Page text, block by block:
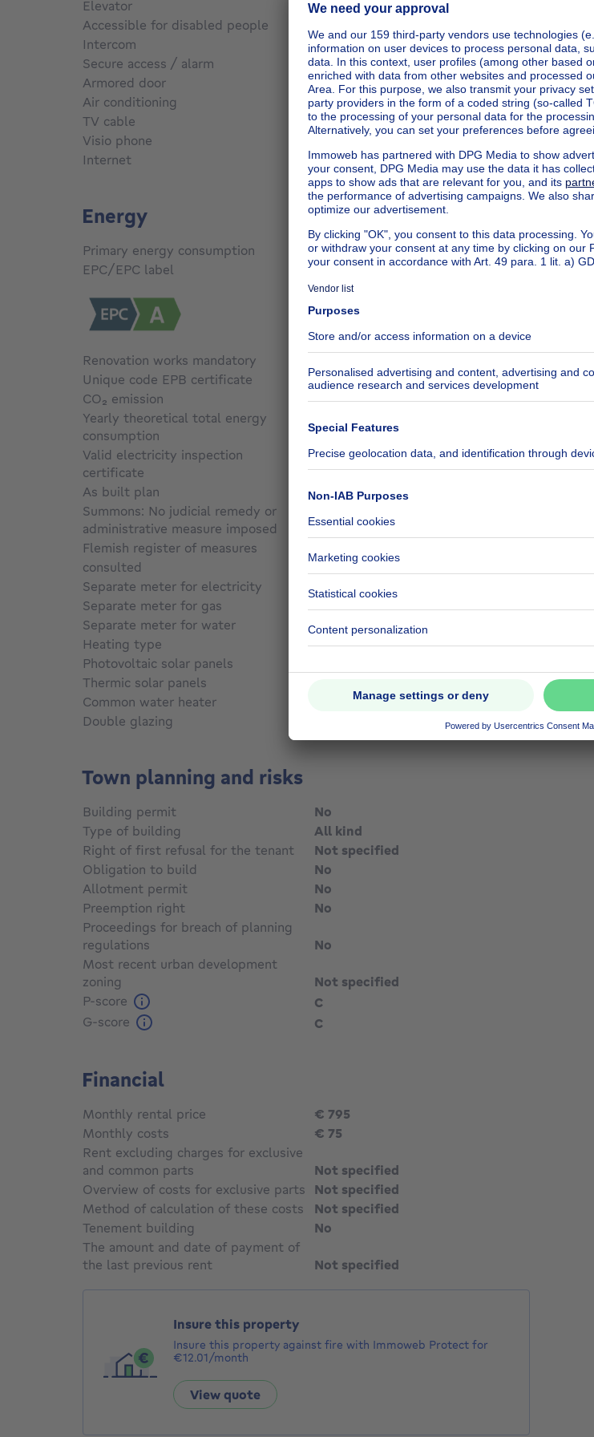
Elevator
Yes
Accessible for disabled people
Intercom
No
Secure access / alarm
No
Armored door
No
Air conditioning
No
TV cable
No
Visio phone
Internet
No
Energy
Primary energy consumption 92kWh/m² kilowatt hour per square meters
EPC/EPC label
A
Renovation works mandatory
Unique code EPB certificate
20260704-0003908944-RES-1
CO₂ emission
Not specified
Yearly theoretical total energy
consumption
Not specified
Valid electricity inspection
certificate
Not specified
As built plan
No
Summons: No judicial remedy or
administrative measure imposed
Not specified
Flemish register of measures
consulted
Not specified
Separate meter for electricity
No
Separate meter for gas
No
Separate meter for water
No
Heating type
Gas
Photovoltaic solar panels
Thermic solar panels
Common water heater
Double glazing
Town planning and risks
Building permit
No
Type of building
All kind
Right of first refusal for the tenant
Not specified
Obligation to build
No
Allotment permit
No
Preemption right
No
Proceedings for breach of planning
regulations
No
Most recent urban development
zoning
Not specified
P-score
C
G-score
C
Financial
Monthly rental price € 795
Monthly costs
€ 75
Rent excluding charges for exclusive
and common parts
Not specified
Overview of costs for exclusive parts Not specified
Method of calculation of these costs
Not specified
Tenement building
No
The amount and date of payment of
the last previous rent
Not specified
Insure this property
Insure this property against fire with Immoweb Protect for
€12.01/month
View quote